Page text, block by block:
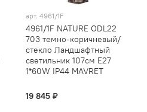
арт. 4961/1F
4961/1F NATURE ODL22
703 темно-коричневый/
стекло Ландшафтный
светильник 107см E27
1*60W IP44 MAVRET
19 845 ₽